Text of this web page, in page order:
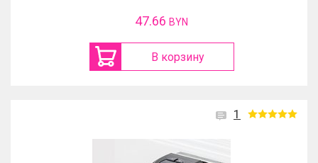
47.66 BYN
В корзину
1